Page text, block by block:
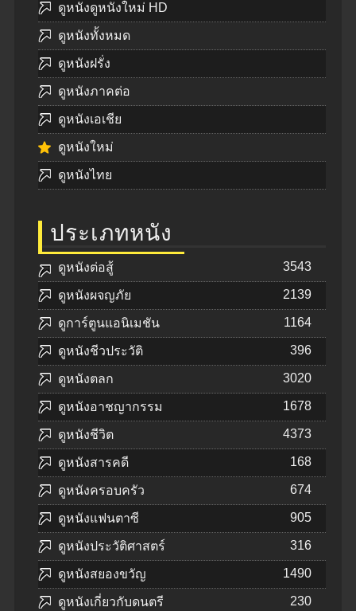
ดูหนังดูหนังใหม่ HD
ดูหนังทั้งหมด
ดูหนังฝรั่ง
ดูหนังภาคต่อ
ดูหนังเอเชีย
ดูหนังใหม่
ดูหนังไทย
ประเภทหนัง
ดูหนังต่อสู้ 3543
ดูหนังผจญภัย 2139
ดูการ์ตูนแอนิเมชัน 1164
ดูหนังชีวประวัติ 396
ดูหนังตลก 3020
ดูหนังอาชญากรรม 1678
ดูหนังชีวิต 4373
ดูหนังสารคดี 168
ดูหนังครอบครัว 674
ดูหนังแฟนตาซี 905
ดูหนังประวัติศาสตร์ 316
ดูหนังสยองขวัญ 1490
ดูหนังเกี่ยวกับดนตรี 230